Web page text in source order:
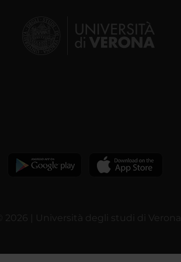
© 2026 | Università degli studi di Verona